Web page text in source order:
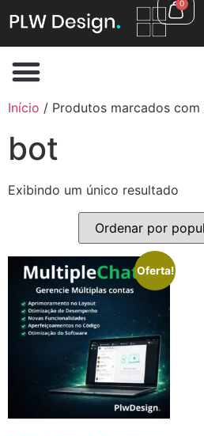
0
Início / Produtos marcados com
bot
Exibindo um único resultado
Oferta!